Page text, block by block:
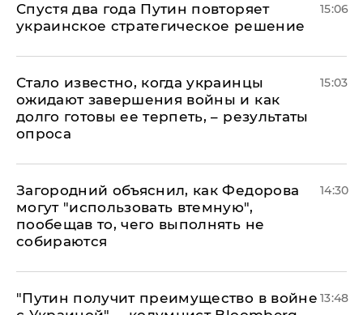
Спустя два года Путин повторяет
украинское стратегическое решение
15:06
Стало известно, когда украинцы
ожидают завершения войны и как
долго готовы ее терпеть, – результаты
опроса
15:03
Загородний объяснил, как Федорова
могут "использовать втемную",
пообещав то, чего выполнять не
собираются
14:30
"Путин получит преимущество в войне 13:48